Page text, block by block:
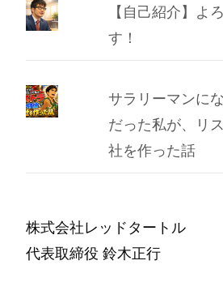
【自己紹介】よ
す！
サラリーマンに
だった私が、リ
社を作った話
株式会社レッドタートル
代表取締役 鈴木正行